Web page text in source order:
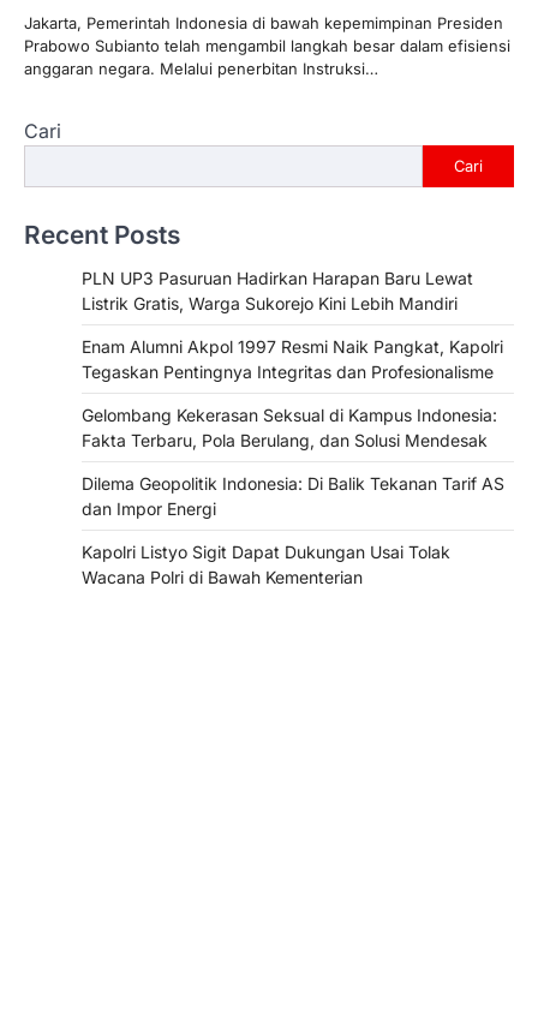
Jakarta, Pemerintah Indonesia di bawah kepemimpinan Presiden
Prabowo Subianto telah mengambil langkah besar dalam efisiensi
anggaran negara. Melalui penerbitan Instruksi…
Cari
Cari
Recent Posts
PLN UP3 Pasuruan Hadirkan Harapan Baru Lewat
Listrik Gratis, Warga Sukorejo Kini Lebih Mandiri
Enam Alumni Akpol 1997 Resmi Naik Pangkat, Kapolri
Tegaskan Pentingnya Integritas dan Profesionalisme
Gelombang Kekerasan Seksual di Kampus Indonesia:
Fakta Terbaru, Pola Berulang, dan Solusi Mendesak
Dilema Geopolitik Indonesia: Di Balik Tekanan Tarif AS
dan Impor Energi
Kapolri Listyo Sigit Dapat Dukungan Usai Tolak
Wacana Polri di Bawah Kementerian